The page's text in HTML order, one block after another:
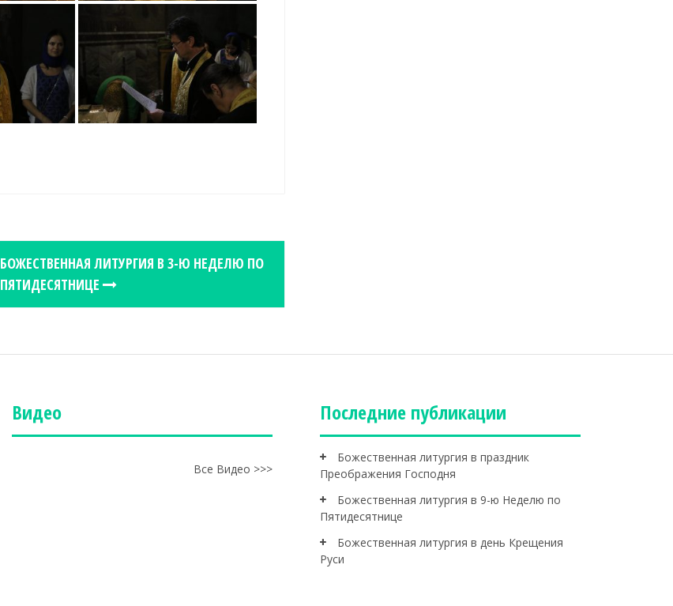
БОЖЕСТВЕННАЯ ЛИТУРГИЯ В 3-Ю НЕДЕЛЮ ПО
ПЯТИДЕСЯТНИЦЕ
Видео
Все Видео >>>
Последние публикации
Божественная литургия в праздник
Преображения Господня
Божественная литургия в 9-ю Неделю по
Пятидесятнице
Божественная литургия в день Крещения
Руси